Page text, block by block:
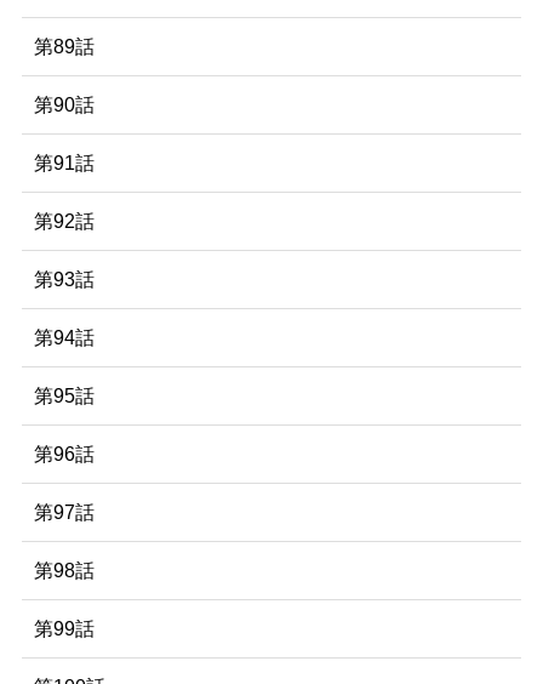
第89話
第90話
第91話
第92話
第93話
第94話
第95話
第96話
第97話
第98話
第99話